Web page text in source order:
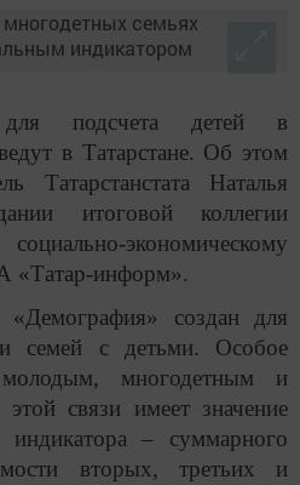
подсчета детей в
в Татарстане. Об этом
Татарстанстата Наталья
итоговой коллегии
экономическому
«Татар-информ».
«Демография» создан для
семей с детьми. Особое
молодым, многодетным и
связи имеет значение
индикатора – суммарного
вторых, третьих и